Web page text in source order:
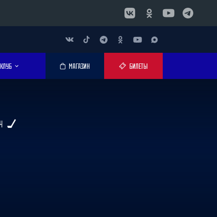
КЛУБ МАГАЗИН БИЛЕТЫ